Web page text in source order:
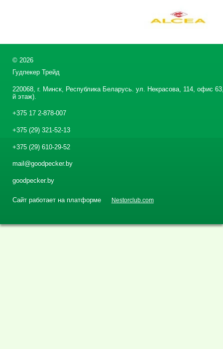
© 2026
Гудпекер Трейд
220068, г. Минск, Республика Беларусь. ул. Некрасова, 114, офис
й этаж).
+375 17 2-878-007
+375 (29) 321-52-13
+375 (29) 610-29-52
mail@goodpecker.by
goodpecker.by
Сайт работает на платформе Nestorclub.com